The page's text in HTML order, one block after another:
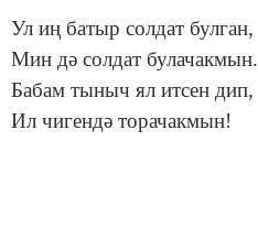
Ул иң батыр солдат булган,
Мин дә солдат булачакмын.
Бабам тыныч ял итсен дип,
Ил чигендә торачакмын!